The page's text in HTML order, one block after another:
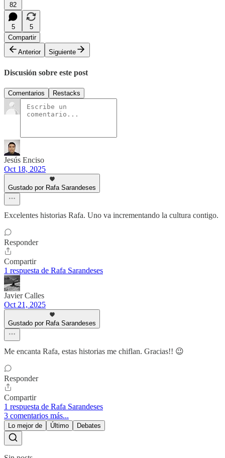
82
5
5
Compartir
Anterior
Siguiente
Discusión sobre este post
Comentarios Restacks
Jesús Enciso
Oct 18, 2025
Gustado por Rafa Sarandeses
Excelentes historias Rafa. Uno va incrementando la cultura contigo.
Responder
Compartir
1 respuesta de Rafa Sarandeses
Javier Calles
Oct 21, 2025
Gustado por Rafa Sarandeses
Me encanta Rafa, estas historias me chiflan. Gracias!! 😉
Responder
Compartir
1 respuesta de Rafa Sarandeses
3 comentarios más...
Lo mejor de Último Debates